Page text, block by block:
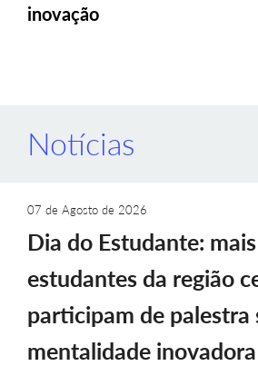
inovação
Notícias
07 de Agosto de 2026
Dia do Estudante:
estudantes da região
participam de palestra
mentalidade